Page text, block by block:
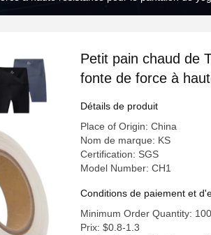
Petit pain chaud de
fonte de force à
Détails de produit
Place of Origin: China
Nom de marque: KS
Certification: SGS
Model Number: CH1
Conditions de paiement et
Minimum Order Quantity:
Prix: $0.8-1.3